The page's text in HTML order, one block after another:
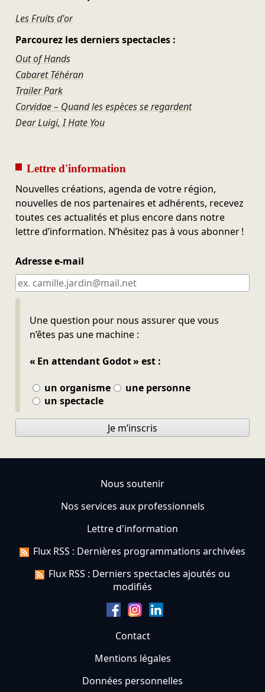
Les Fruits d'or
Parcourez les derniers spectacles :
Out of Hands
Cabaret Téhéran
Trailer Park
Corvidae – Quand les espèces se regardent
Dear Luigi, I Hate You
Lettre d'information
Nouvelles créations, agenda de votre région,
nouvelles de nos partenaires et adhérents, recevez
toutes ces actualités et plus encore dans notre
lettre d’information. N’hésitez pas à vous abonner !
Adresse e-mail
Une question pour nous assurer que vous
n’êtes pas une machine :
« En attendant Godot » est :
un organisme
une personne
un spectacle
Ne pas remplir
Je m’inscris
Nous soutenir
Nos services aux professionnels
Lettre d'information
Flux RSS : Dernières programmations archivées
Flux RSS : Derniers spectacles ajoutés ou
modifiés
Contact
Mentions légales
Données personnelles